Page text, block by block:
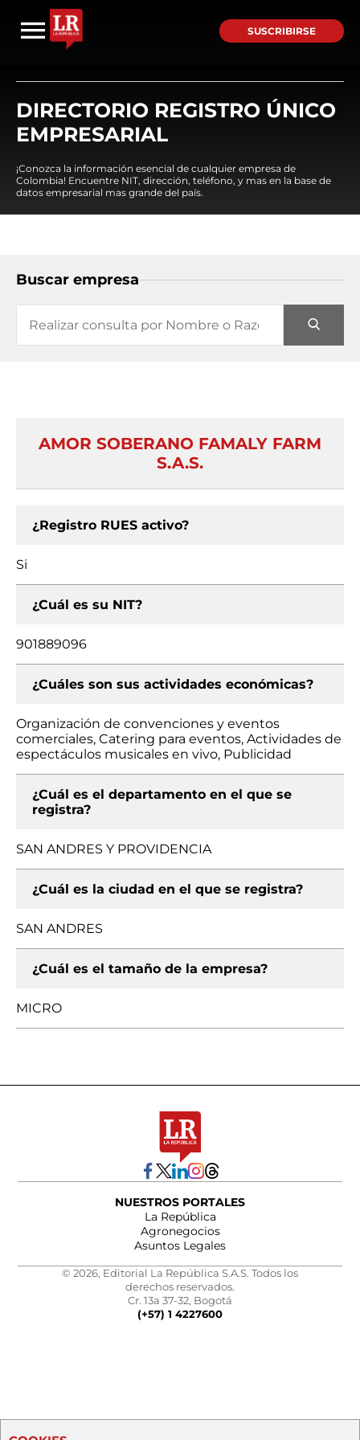
SUSCRIBIRSE
DIRECTORIO REGISTRO ÚNICO
EMPRESARIAL
¡Conozca la información esencial de cualquier empresa de
Colombia! Encuentre NIT, dirección, teléfono, y mas en la base de
datos empresarial mas grande del país.
Buscar empresa
AMOR SOBERANO FAMALY FARM
S.A.S.
¿Registro RUES activo?
Si
¿Cuál es su NIT?
901889096
¿Cuáles son sus actividades económicas?
Organización de convenciones y eventos
comerciales, Catering para eventos, Actividades de
espectáculos musicales en vivo, Publicidad
¿Cuál es el departamento en el que se
registra?
SAN ANDRES Y PROVIDENCIA
¿Cuál es la ciudad en el que se registra?
SAN ANDRES
¿Cuál es el tamaño de la empresa?
MICRO
NUESTROS PORTALES
La República
Agronegocios
Asuntos Legales
© 2026, Editorial La República S.A.S. Todos los
derechos reservados.
Cr. 13a 37-32, Bogotá
(+57) 1 4227600